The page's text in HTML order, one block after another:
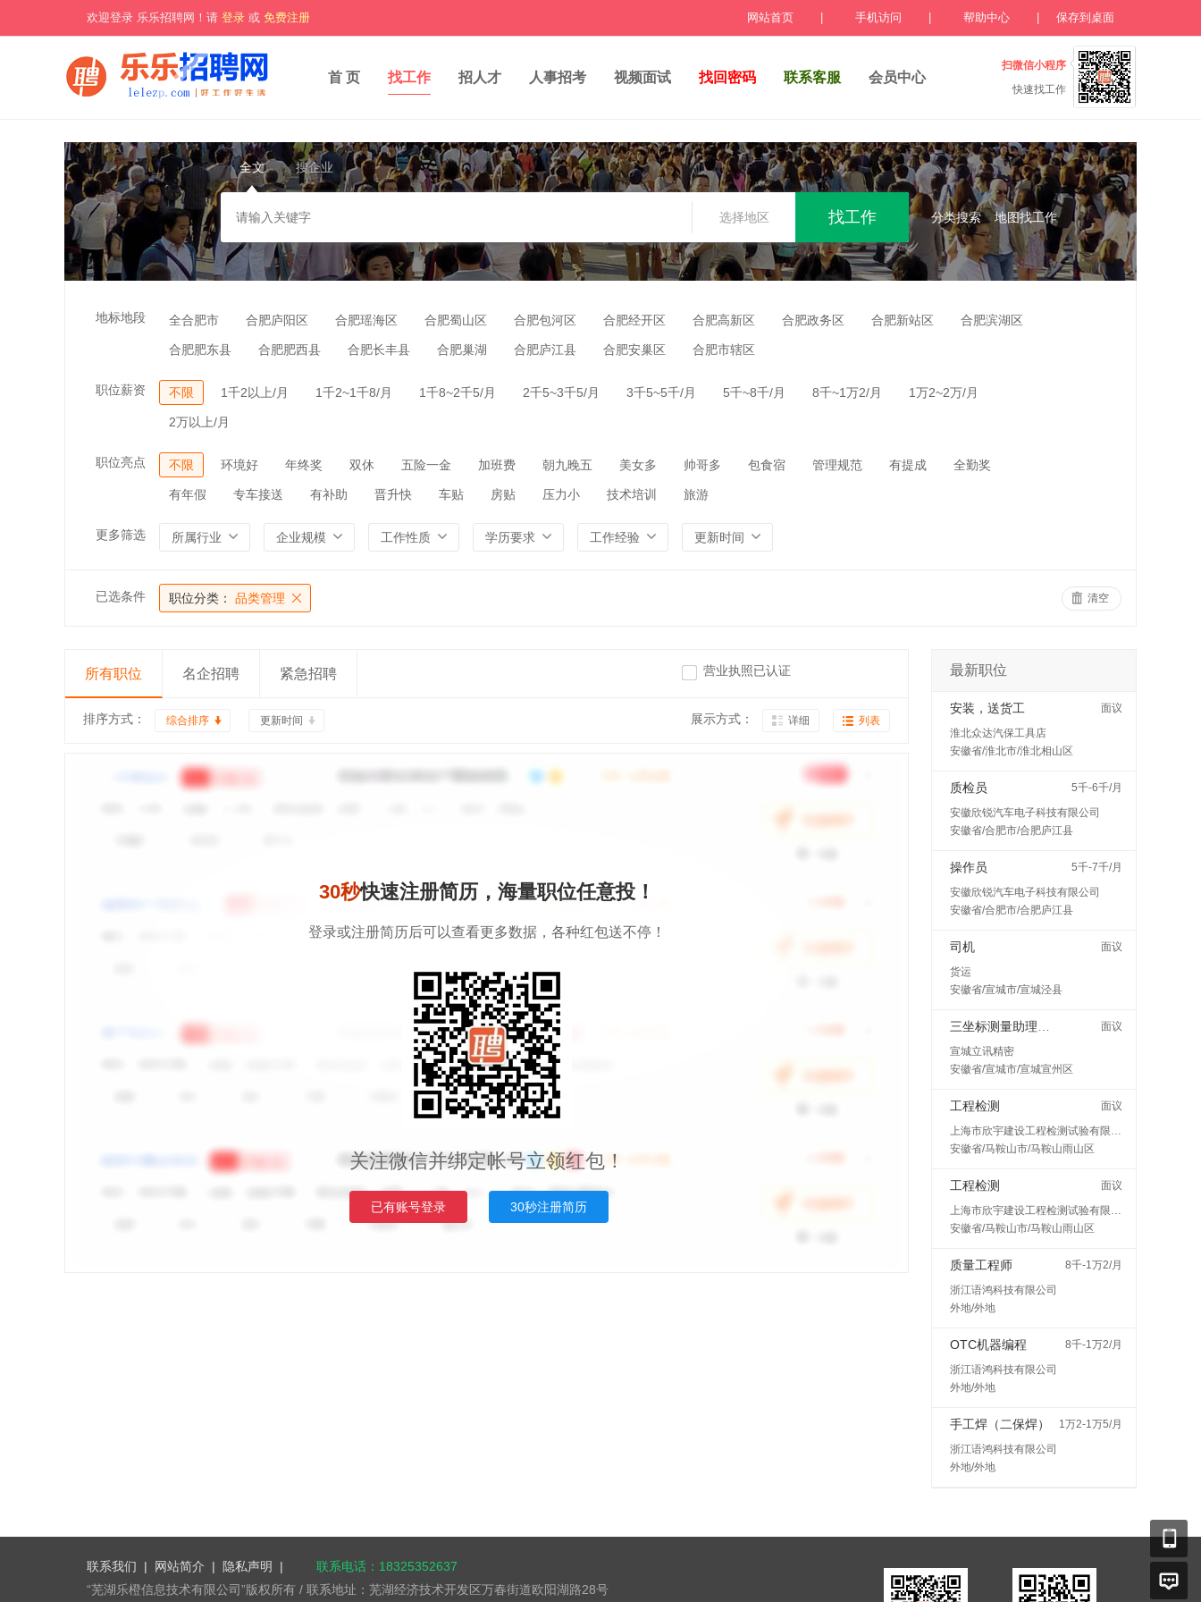
欢迎登录 乐乐招聘网！请 登录 或 免费注册 网站首页 手机访问 帮助中心 保存到桌面
首 页 找工作 招人才 人事招考 视频面试 找回密码 联系客服 会员中心
扫微信小程序
快速找工作
全文 搜企业
选择地区 分类搜索 地图找工作
地标地段 全合肥市 合肥庐阳区 合肥瑶海区 合肥蜀山区 合肥包河区 合肥经开区 合肥高新区 合肥政务区 合肥新站区 合肥滨湖区
合肥肥东县 合肥肥西县 合肥长丰县 合肥巢湖 合肥庐江县 合肥安巢区 合肥市辖区
职位薪资 不限 1千2以上/月 1千2~1千8/月 1千8~2千5/月 2千5~3千5/月 3千5~5千/月 5千~8千/月 8千~1万2/月 1万2~2万/月
2万以上/月
职位亮点 不限 环境好 年终奖 双休 五险一金 加班费 朝九晚五 美女多 帅哥多 包食宿 管理规范 有提成 全勤奖
有年假 专车接送 有补助 晋升快 车贴 房贴 压力小 技术培训 旅游
更多筛选 所属行业 企业规模 工作性质 学历要求 工作经验 更新时间
已选条件 职位分类： 品类管理 清空
所有职位 名企招聘 紧急招聘 营业执照已认证
排序方式： 综合排序 更新时间 展示方式： 详细 列表
30秒快速注册简历，海量职位任意投！
登录或注册简历后可以查看更多数据，各种红包送不停！
关注微信并绑定帐号立领红包！
已有账号登录 30秒注册简历
最新职位
安装，送货工
面议
淮北众达汽保工具店
安徽省/淮北市/淮北相山区
质检员
5千-6千/月
安徽欣锐汽车电子科技有限公司
安徽省/合肥市/合肥庐江县
操作员
5千-7千/月
安徽欣锐汽车电子科技有限公司
安徽省/合肥市/合肥庐江县
司机
面议
货运
安徽省/宣城市/宣城泾县
面议
宣城立讯精密
安徽省/宣城市/宣城宣州区
工程检测
面议
上海市欣宇建设工程检测试验有限公司马鞍山分公司
安徽省/马鞍山市/马鞍山雨山区
工程检测
面议
上海市欣宇建设工程检测试验有限公司马鞍山分公司
安徽省/马鞍山市/马鞍山雨山区
质量工程师
8千-1万2/月
浙江语鸿科技有限公司
外地/外地
OTC机器编程
8千-1万2/月
浙江语鸿科技有限公司
外地/外地
手工焊（二保焊）
1万2-1万5/月
浙江语鸿科技有限公司
外地/外地
联系我们 | 网站简介 | 隐私声明 |
联系电话：18325352637
“芜湖乐橙信息技术有限公司”版权所有 / 联系地址：芜湖经济技术开发区万春街道欧阳湖路28号